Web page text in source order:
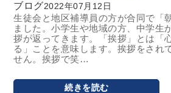
ブログ2022年07月12日
生徒会と地区補導員の方が合同で「
ました。小学生や地域の方、中学生
拶が返ってきます。「挨拶」とは「
る」ことを意味します。挨拶をされ
せん。挨拶で笑…
続きを読む